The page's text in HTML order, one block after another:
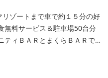
ゾートまで車で約１５分の好
無料サービス＆駐車場50台分
ィＢＡＲとまくらＢＡＲで快